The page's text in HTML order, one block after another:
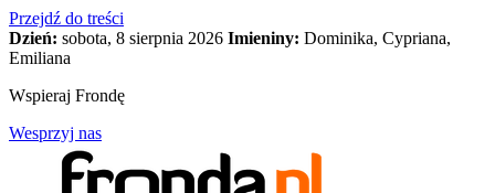
Przejdź do treści
Dzień: sobota, 8 sierpnia 2026 Imieniny: Dominika, Cypriana,
Emiliana
Wspieraj Frondę
Wesprzyj nas